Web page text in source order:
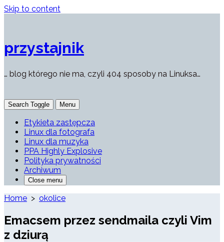
Skip to content
przystajnik
… blog którego nie ma, czyli 404 sposoby na Linuksa…
Search Toggle Menu
Etykieta zastępcza
Linux dla fotografa
Linux dla muzyka
PPA Highly Explosive
Polityka prywatności
Archiwum
Close menu
Home > okolice
Emacsem przez sendmaila czyli Vim
z dziurą